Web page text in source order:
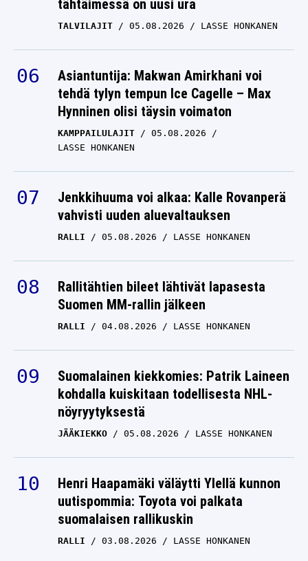
tähtäimessä on uusi ura
TALVILAJIT 05.08.2026 LASSE HONKANEN
Asiantuntija: Makwan Amirkhani voi
tehdä tylyn tempun Ice Cagelle – Max
Hynninen olisi täysin voimaton
KAMPPAILULAJIT
05.08.2026
LASSE HONKANEN
Jenkkihuuma voi alkaa: Kalle Rovanperä
vahvisti uuden aluevaltauksen
RALLI 05.08.2026 LASSE HONKANEN
Rallitähtien bileet lähtivät lapasesta
Suomen MM-rallin jälkeen
RALLI 04.08.2026 LASSE HONKANEN
Suomalainen kiekkomies: Patrik Laineen
kohdalla kuiskitaan todellisesta NHL-
nöyryytyksestä
JÄÄKIEKKO 05.08.2026 LASSE HONKANEN
Henri Haapamäki väläytti Ylellä kunnon
uutispommia: Toyota voi palkata
suomalaisen rallikuskin
RALLI 03.08.2026 LASSE HONKANEN